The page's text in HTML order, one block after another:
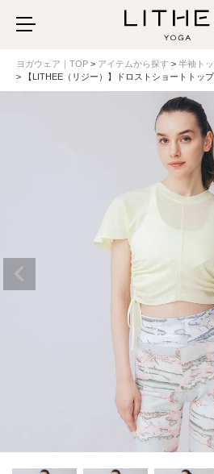
ヨガウェア｜TOP アイテムから探す
半袖ト
【LITHEE（リジー）】ドロストショートトッ